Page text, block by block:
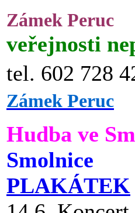
Zámek Peruc
veřejnosti
tel. 602 728
Zámek Peruc
Hudba ve
Smolnice
PLAKÁTEK